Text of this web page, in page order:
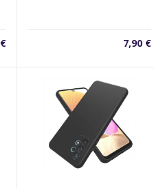
€ 7,90 €